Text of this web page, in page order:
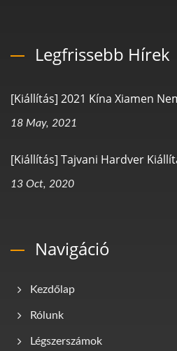
Legfrissebb Hírek
[Kiállítás] 2021 Kína Xiamen
18 May, 2021
[Kiállítás] Tajvani Hardver
13 Oct, 2020
Navigáció
Kezdőlap
Rólunk
Légszerszámok